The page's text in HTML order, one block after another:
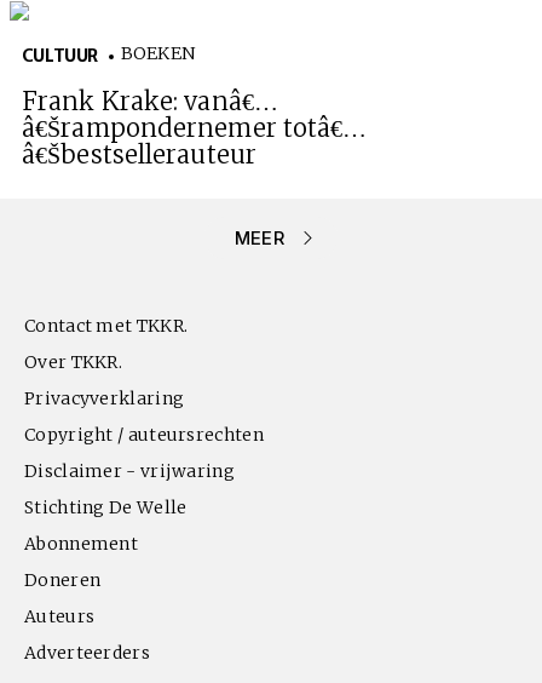
CULTUUR BOEKEN
Frank Krake: vanâ€…
â€Šrampondernemer totâ€…
â€Šbestsellerauteur
MEER
Contact met TKKR.
Over TKKR.
Privacyverklaring
Copyright / auteursrechten
Disclaimer - vrijwaring
Stichting De Welle
Abonnement
Doneren
Auteurs
Adverteerders